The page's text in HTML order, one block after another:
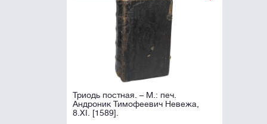
Триодь постная. – М.: печ.
Андроник Тимофеевич Невежа,
8.XI. [1589].